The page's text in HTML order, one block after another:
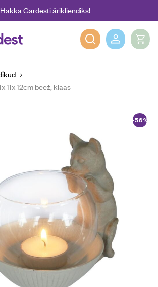
Hakka Gardesti ärikliendiks!
Gardest
11x 12cm beež, klaas
-56%